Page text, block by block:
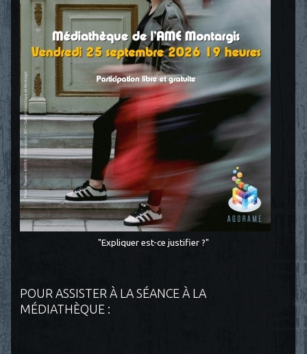
"Expliquer est-ce justifier ?"
POUR ASSISTER À LA SÉANCE À LA
MÉDIATHÈQUE :